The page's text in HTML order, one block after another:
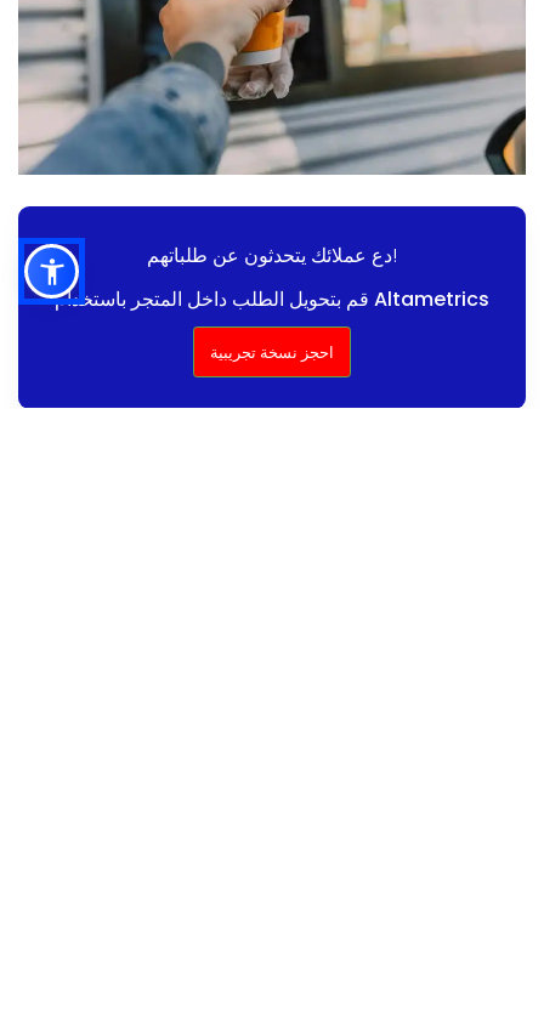
دع عملائك يتحدثون عن طلباتهم!
قم بتحويل الطلب داخل المتجر باستخدام Altametrics
احجز نسخة تجريبية